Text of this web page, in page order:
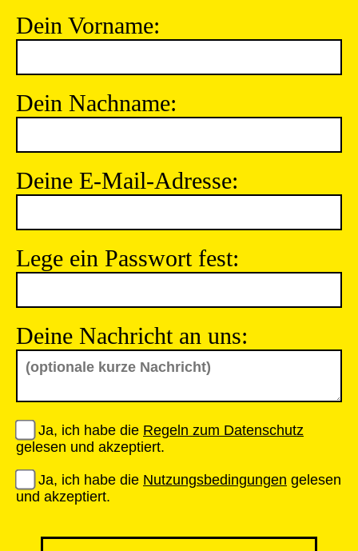
Dein Vorname:
Dein Nachname:
Deine E-Mail-Adresse:
Lege ein Passwort fest:
Deine Nachricht an uns:
Ja, ich habe die Regeln zum Datenschutz
gelesen und akzeptiert.
Ja, ich habe die Nutzungsbedingungen gelesen
und akzeptiert.